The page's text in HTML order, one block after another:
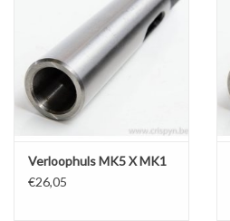
Verloophuls MK5 X MK1
€26,05